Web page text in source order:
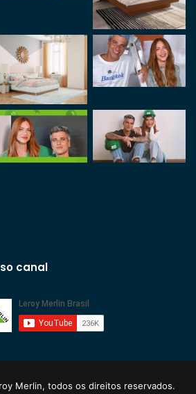
canal
Merlin, todos os direitos reservados.